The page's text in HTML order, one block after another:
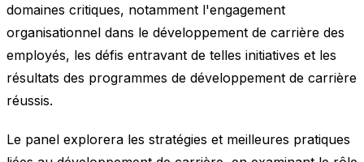
domaines critiques, notamment l'engagement
organisationnel dans le développement de carrière des
employés, les défis entravant de telles initiatives et les
résultats des programmes de développement de carrière
réussis.
Le panel explorera les stratégies et meilleures pratiques